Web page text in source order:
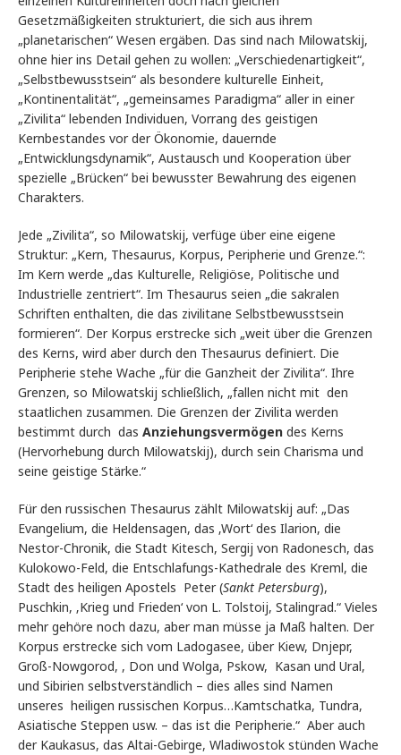
Gesetzmäßigkeiten strukturiert, die sich aus ihrem
„planetarischen“ Wesen ergäben. Das sind nach Milowatskij,
ohne hier ins Detail gehen zu wollen: „Verschiedenartigkeit“,
„Selbstbewusstsein“ als besondere kulturelle Einheit,
„Kontinentalität“, „gemeinsames Paradigma“ aller in einer
„Zivilita“ lebenden Individuen, Vorrang des geistigen
Kernbestandes vor der Ökonomie, dauernde
„Entwicklungsdynamik“, Austausch und Kooperation über
spezielle „Brücken“ bei bewusster Bewahrung des eigenen
Charakters.
Jede „Zivilita“, so Milowatskij, verfüge über eine eigene
Struktur: „Kern, Thesaurus, Korpus, Peripherie und Grenze.“:
Im Kern werde „das Kulturelle, Religiöse, Politische und
Industrielle zentriert“. Im Thesaurus seien „die sakralen
Schriften enthalten, die das zivilitane Selbstbewusstsein
formieren“. Der Korpus erstrecke sich „weit über die Grenzen
des Kerns, wird aber durch den Thesaurus definiert. Die
Peripherie stehe Wache „für die Ganzheit der Zivilita“. Ihre
Grenzen, so Milowatskij schließlich, „fallen nicht mit den
staatlichen zusammen. Die Grenzen der Zivilita werden
bestimmt durch das Anziehungsvermögen des Kerns
(Hervorhebung durch Milowatskij), durch sein Charisma und
seine geistige Stärke.“
Für den russischen Thesaurus zählt Milowatskij auf: „Das
Evangelium, die Heldensagen, das ‚Wort‘ des Ilarion, die
Nestor-Chronik, die Stadt Kitesch, Sergij von Radonesch, das
Kulokowo-Feld, die Entschlafungs-Kathedrale des Kreml, die
Stadt des heiligen Apostels Peter (Sankt Petersburg),
Puschkin, ‚Krieg und Frieden‘ von L. Tolstoij, Stalingrad.“ Vieles
mehr gehöre noch dazu, aber man müsse ja Maß halten. Der
Korpus erstrecke sich vom Ladogasee, über Kiew, Dnjepr,
Groß-Nowgorod, , Don und Wolga, Pskow, Kasan und Ural,
und Sibirien selbstverständlich – dies alles sind Namen
unseres heiligen russischen Korpus…Kamtschatka, Tundra,
Asiatische Steppen usw. – das ist die Peripherie.“ Aber auch
der Kaukasus, das Altai-Gebirge, Wladiwostok stünden Wache